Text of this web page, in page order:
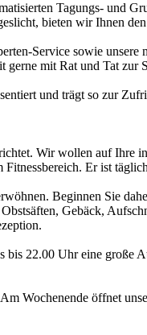
Tagungs- und
bieten wir Ihnen
Service sowie
gerne mit Rat und Tat zur
und trägt so zur
Wir wollen auf
Er ist
Beginnen Sie
Gebäck,
bis 22.00 Uhr eine
Wochenende öffnet